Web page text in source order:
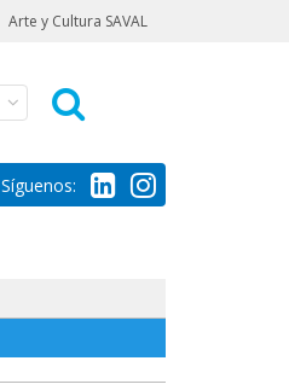
Arte y Cultura SAVAL
Síguenos: